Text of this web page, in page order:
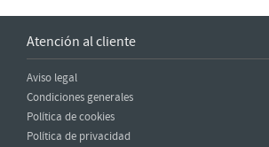
Atención al cliente
Aviso legal
Condiciones generales
Política de cookies
Política de privacidad